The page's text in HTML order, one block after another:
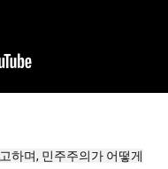
하며, 민주주의가 어떻게